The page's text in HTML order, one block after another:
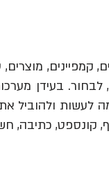
קמפיינים,
בעידן
קונספט, כתיבה,